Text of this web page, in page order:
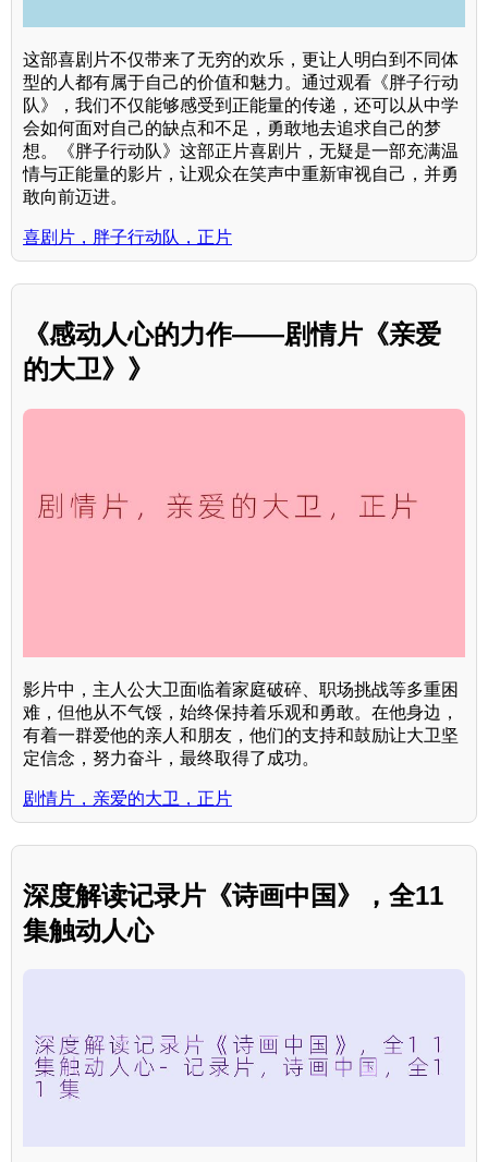
这部喜剧片不仅带来了无穷的欢乐，更让人明白到不同体
型的人都有属于自己的价值和魅力。通过观看《胖子行动
队》，我们不仅能够感受到正能量的传递，还可以从中学
会如何面对自己的缺点和不足，勇敢地去追求自己的梦
想。《胖子行动队》这部正片喜剧片，无疑是一部充满温
情与正能量的影片，让观众在笑声中重新审视自己，并勇
敢向前迈进。
喜剧片，胖子行动队，正片
《感动人心的力作——剧情片《亲爱
的大卫》》
影片中，主人公大卫面临着家庭破碎、职场挑战等多重困
难，但他从不气馁，始终保持着乐观和勇敢。在他身边，
有着一群爱他的亲人和朋友，他们的支持和鼓励让大卫坚
定信念，努力奋斗，最终取得了成功。
剧情片，亲爱的大卫，正片
深度解读记录片《诗画中国》，全11
集触动人心